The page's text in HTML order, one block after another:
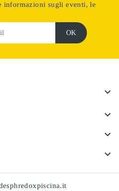
informazioni sugli eventi, le



